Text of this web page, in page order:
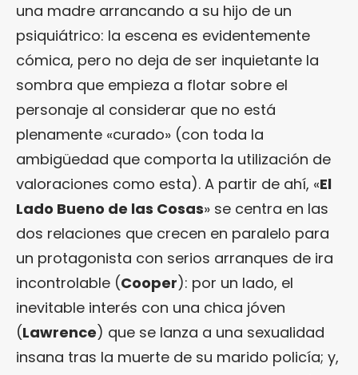
una madre arrancando a su hijo de un
psiquiátrico: la escena es evidentemente
cómica, pero no deja de ser inquietante la
sombra que empieza a flotar sobre el
personaje al considerar que no está
plenamente «curado» (con toda la
ambigüedad que comporta la utilización de
valoraciones como esta). A partir de ahí, «El
Lado Bueno de las Cosas» se centra en las
dos relaciones que crecen en paralelo para
un protagonista con serios arranques de ira
incontrolable (Cooper): por un lado, el
inevitable interés con una chica jóven
(Lawrence) que se lanza a una sexualidad
insana tras la muerte de su marido policía; y,